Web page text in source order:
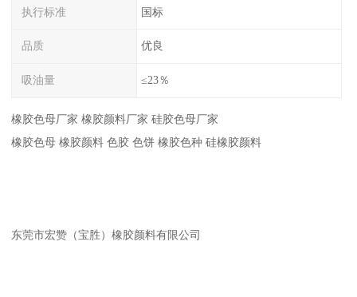
执行标准 国标
品质 优良
吸油量 ≤23％
橡胶色母厂家 橡胶颜料厂家 硅胶色母厂家
橡胶色母 橡胶颜料 色胶 色饼 橡胶色种 硅橡胶颜料
东莞市宏赞（宝胜）橡胶颜料有限公司